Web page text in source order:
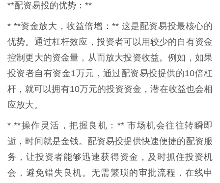
**配资易投的优势：**
* **资金放大，收益倍增：** 这是配资易投最核心的
优势。通过杠杆效应，投资者可以用较少的自有资金
控制更大的资金量，从而放大投资收益。例如，如果
投资者自有资金1万元，通过配资易投提供的10倍杠
杆，就可以拥有10万元的投资资金，潜在收益也会相
应放大。
* **操作灵活，把握良机：** 市场机会往往转瞬即
逝，时间就是金钱。配资易投提供快速便捷的配资服
务，让投资者能够迅速获得资金，及时抓住投资机
会，避免错失良机。无需繁琐的审批流程，在线申